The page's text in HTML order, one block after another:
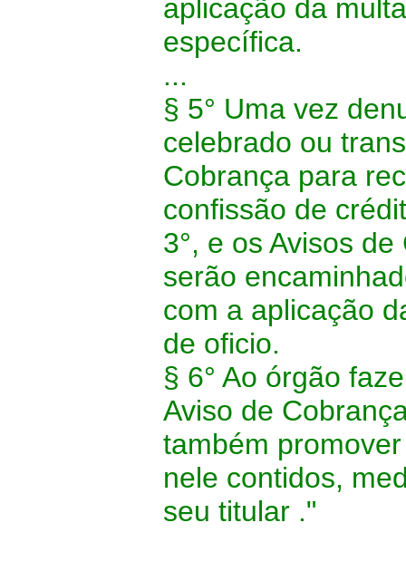
aplicação da
específica.
...
§ 5° Uma vez
celebrado ou
Cobrança para
confissão de
3°, e os Avisos
serão
com a aplicação
de oficio.
§ 6° Ao órgão
Aviso de
também
nele contidos,
seu titular ."